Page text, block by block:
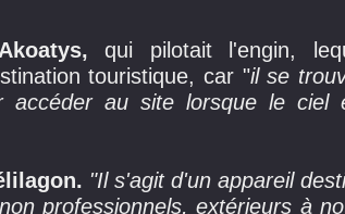
qui pilotait l'engin,
touristique, car "il se
accéder au site lorsque le ciel
"Il s'agit d'un appareil
professionnels, extérieurs à